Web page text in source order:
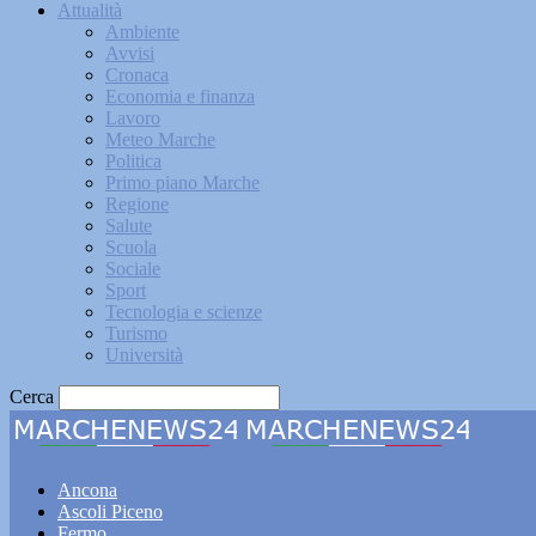
Attualità
Ambiente
Avvisi
Cronaca
Economia e finanza
Lavoro
Meteo Marche
Politica
Primo piano Marche
Regione
Salute
Scuola
Sociale
Sport
Tecnologia e scienze
Turismo
Università
Cerca
Ancona
Ascoli Piceno